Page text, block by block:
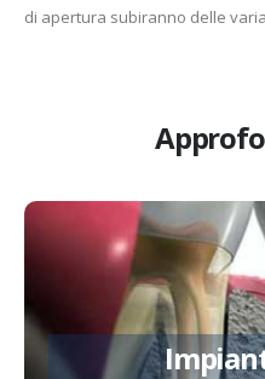
di apertura subiranno delle